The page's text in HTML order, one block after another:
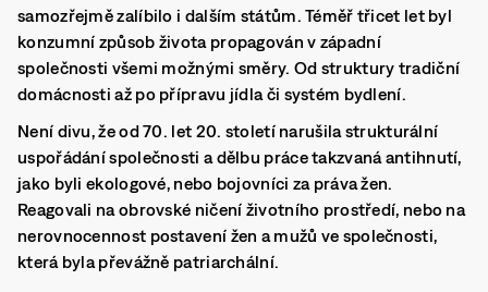
samozřejmě zalíbilo i dalším státům. Téměř třicet let byl
konzumní způsob života propagován v západní
společnosti všemi možnými směry. Od struktury tradiční
domácnosti až po přípravu jídla či systém bydlení.
Není divu, že od 70. let 20. století narušila strukturální
uspořádání společnosti a dělbu práce takzvaná antihnutí,
jako byli ekologové, nebo bojovníci za práva žen.
Reagovali na obrovské ničení životního prostředí, nebo na
nerovnocennost postavení žen a mužů ve společnosti,
která byla převážně patriarchální.